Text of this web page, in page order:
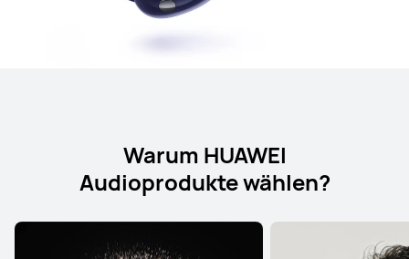
Warum HUAWEI
Audioprodukte wählen?